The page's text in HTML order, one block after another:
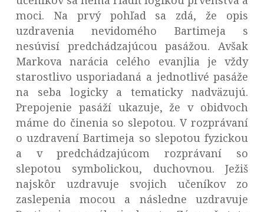
moci. Na prvý pohľad sa zdá, že opis
uzdravenia nevidomého Bartimeja s
nesúvisí predchádzajúcou pasážou. Avšak
Markova narácia celého evanjlia je vždy
starostlivo usporiadaná a jednotlivé pasáže
na seba logicky a tematicky nadväzujú.
Prepojenie pasáží ukazuje, že v obidvoch
máme do činenia so slepotou. V rozprávaní
o uzdravení Bartimeja so slepotou fyzickou
a v predchádzajúcom rozprávaní so
slepotou symbolickou, duchovnou. Ježiš
najskôr uzdravuje svojich učeníkov zo
zaslepenia mocou a následne uzdravuje